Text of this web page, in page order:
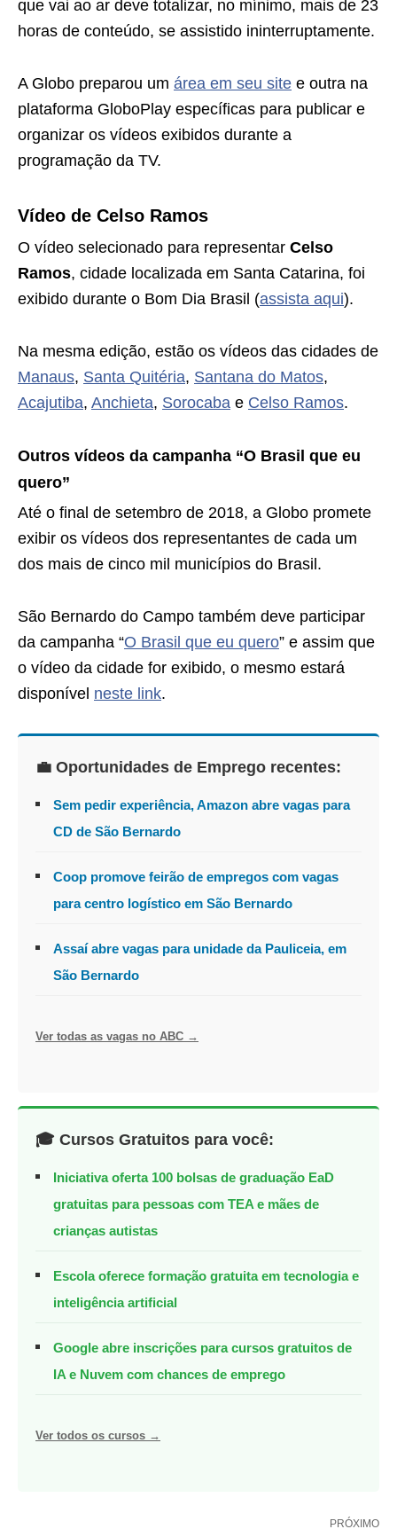
que vai ao ar deve totalizar, no mínimo, mais de 23
horas de conteúdo, se assistido ininterruptamente.
A Globo preparou um área em seu site e outra na
plataforma GloboPlay específicas para publicar e
organizar os vídeos exibidos durante a
programação da TV.
Vídeo de Celso Ramos
O vídeo selecionado para representar Celso
Ramos, cidade localizada em Santa Catarina, foi
exibido durante o Bom Dia Brasil (assista aqui).
Na mesma edição, estão os vídeos das cidades de
Manaus, Santa Quitéria, Santana do Matos,
Acajutiba, Anchieta, Sorocaba e Celso Ramos.
Outros vídeos da campanha “O Brasil que eu
quero”
Até o final de setembro de 2018, a Globo promete
exibir os vídeos dos representantes de cada um
dos mais de cinco mil municípios do Brasil.
São Bernardo do Campo também deve participar
da campanha “O Brasil que eu quero” e assim que
o vídeo da cidade for exibido, o mesmo estará
disponível neste link.
💼 Oportunidades de Emprego recentes:
Sem pedir experiência, Amazon abre vagas para
CD de São Bernardo
Coop promove feirão de empregos com vagas
para centro logístico em São Bernardo
Assaí abre vagas para unidade da Pauliceia, em
São Bernardo
Ver todas as vagas no ABC →
🎓 Cursos Gratuitos para você:
Iniciativa oferta 100 bolsas de graduação EaD
gratuitas para pessoas com TEA e mães de
crianças autistas
Escola oferece formação gratuita em tecnologia e
inteligência artificial
Google abre inscrições para cursos gratuitos de
IA e Nuvem com chances de emprego
Ver todos os cursos →
PRÓXIMO